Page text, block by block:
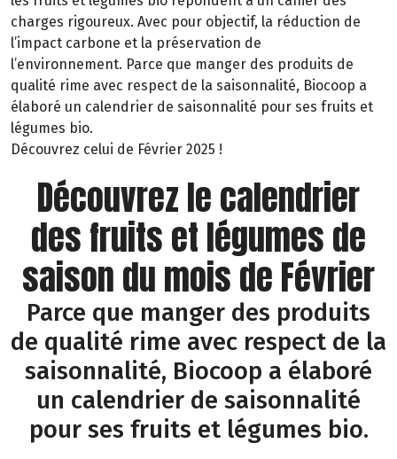
charges rigoureux. Avec pour objectif, la réduction de
l’impact carbone et la préservation de
l’environnement. Parce que manger des produits de
qualité rime avec respect de la saisonnalité, Biocoop a
élaboré un calendrier de saisonnalité pour ses fruits et
légumes bio.
Découvrez celui de Février 2025 !
Découvrez le calendrier
des fruits et légumes de
saison du mois de Février
Parce que manger des produits
de qualité rime avec respect de la
saisonnalité, Biocoop a élaboré
un calendrier de saisonnalité
pour ses fruits et légumes bio.